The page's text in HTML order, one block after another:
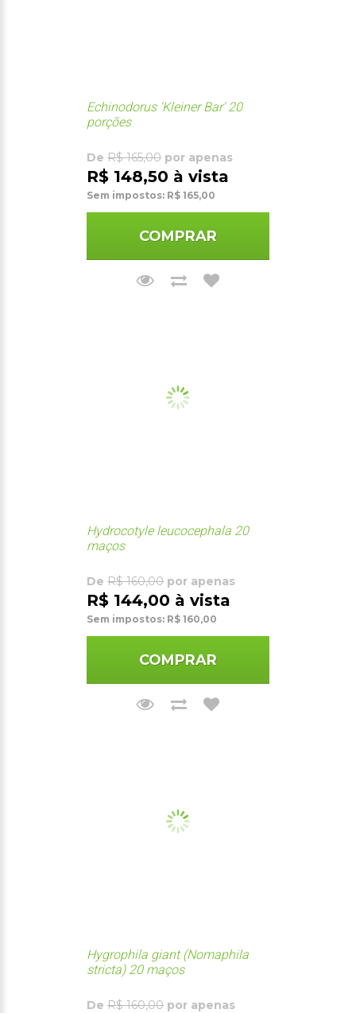
Echinodorus 'Kleiner Bar' 20
porções
De R$ 165,00 por apenas
R$ 148,50 à vista
Sem impostos: R$ 165,00
COMPRAR
Hydrocotyle leucocephala 20
maços
De R$ 160,00 por apenas
R$ 144,00 à vista
Sem impostos: R$ 160,00
COMPRAR
Hygrophila giant (Nomaphila
stricta) 20 maços
De R$ 160,00 por apenas